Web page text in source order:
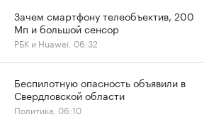
Зачем смартфону телеобъектив, 200
Мп и большой сенсор
РБК и Huawei, 06:32
Беспилотную опасность объявили в
Свердловской области
Политика, 06:10